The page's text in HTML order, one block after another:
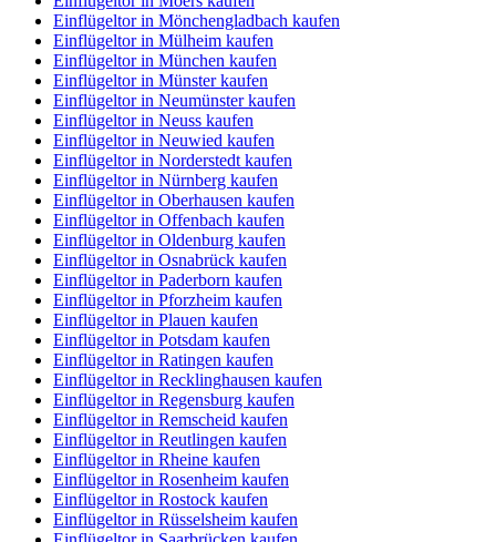
Einflügeltor in Mönchengladbach kaufen
Einflügeltor in Mülheim kaufen
Einflügeltor in München kaufen
Einflügeltor in Münster kaufen
Einflügeltor in Neumünster kaufen
Einflügeltor in Neuss kaufen
Einflügeltor in Neuwied kaufen
Einflügeltor in Norderstedt kaufen
Einflügeltor in Nürnberg kaufen
Einflügeltor in Oberhausen kaufen
Einflügeltor in Offenbach kaufen
Einflügeltor in Oldenburg kaufen
Einflügeltor in Osnabrück kaufen
Einflügeltor in Paderborn kaufen
Einflügeltor in Pforzheim kaufen
Einflügeltor in Plauen kaufen
Einflügeltor in Potsdam kaufen
Einflügeltor in Ratingen kaufen
Einflügeltor in Recklinghausen kaufen
Einflügeltor in Regensburg kaufen
Einflügeltor in Remscheid kaufen
Einflügeltor in Reutlingen kaufen
Einflügeltor in Rheine kaufen
Einflügeltor in Rosenheim kaufen
Einflügeltor in Rostock kaufen
Einflügeltor in Rüsselsheim kaufen